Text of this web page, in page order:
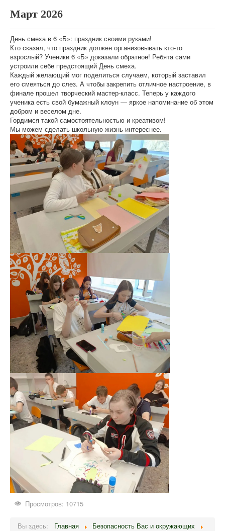
Март 2026
День смеха в 6 «Б»: праздник своими руками!
Кто сказал, что праздник должен организовывать кто-то
взрослый? Ученики 6 «Б» доказали обратное! Ребята сами
устроили себе предстоящий День смеха.
Каждый желающий мог поделиться случаем, который заставил
его смеяться до слез. А чтобы закрепить отличное настроение, в
финале прошел творческий мастер-класс. Теперь у каждого
ученика есть свой бумажный клоун — яркое напоминание об этом
добром и веселом дне.
Гордимся такой самостоятельностью и креативом!
Мы можем сделать школьную жизнь интереснее.
Просмотров: 10715
Вы здесь: Главная
Безопасность Вас и окружающих